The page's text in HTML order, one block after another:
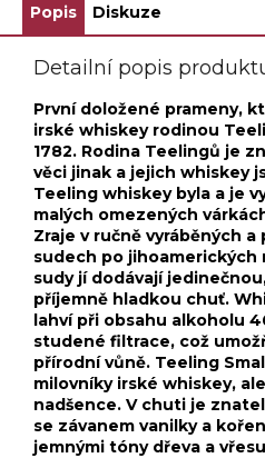
Popis Diskuze
Detailní popis
První doložené prameny,
irské whiskey rodinou
1782. Rodina Teelingů je
věci jinak a jejich whiskey
Teeling whiskey byla a je
malých omezených
Zraje v ručně vyráběných a
sudech po jihoamerických
sudy jí dodávají
příjemně hladkou chuť.
lahví při obsahu alkoholu
studené filtrace, což
přírodní vůně. Teeling
milovníky irské whiskey,
nadšence. V chuti je
se závanem vanilky a
jemnými tóny dřeva a